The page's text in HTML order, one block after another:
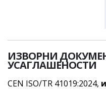
ИЗВОРНИ
УСАГЛАШЕНОСТИ
CEN ISO/TR 41019:2024,